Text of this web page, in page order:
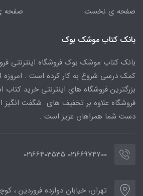
صفحه ی نخست
بانک کتاب موشک بوک
بانک کتاب موشک بوک فروشگاه اینترنتی
کمک درسی شروع به کار کرده است . امروزه
بزرگترین فروشگاه های اینترنتی خرید
فروشگاه علاوه بر تخفیف های شگفت انگیز
دست شما همراهان عزیز است .
02166974700 02166403535
تهران، خیابان دوازده فروردین ،